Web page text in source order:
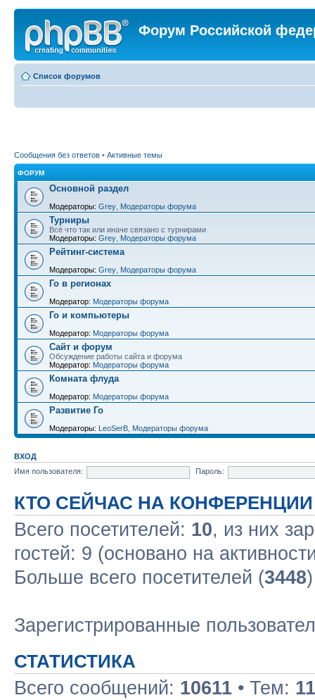
Форум Российской
Список форумов
Сообщения без ответов • Активные темы
ФОРУМ
Основной раздел
Модераторы: Grey Модераторы форума
Турниры
Всё что так или иначе связано с турнирами
Модераторы: Grey Модераторы форума
Рейтинг-система
Модераторы: Grey Модераторы форума
Го в регионах
Модератор: Модераторы форума
Го и компьютеры
Модератор: Модераторы форума
Сайт и форум
Обсуждение работы сайта и форума
Модератор: Модераторы форума
Комната флуда
Модератор: Модераторы форума
Развитие Го
Модераторы: LeoSerB Модераторы форума
ВХОД
Имя пользователя:
Пароль:
КТО СЕЙЧАС НА КОНФЕРЕНЦИИ
Всего посетителей: 10, из них
гостей: 9 (основано на
Больше всего посетителей (3448
Зарегистрированные
СТАТИСТИКА
Всего сообщений: 10611 • Тем: